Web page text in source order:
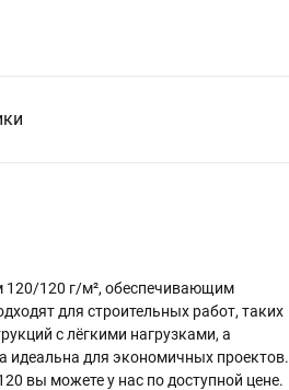
120 г/м², обеспечивающим
для строительных работ, таких
с лёгкими нагрузками, а
идеальна для экономичных проектов.
вы можете у нас по доступной цене.